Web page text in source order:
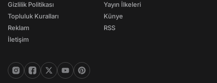
Gizlilik Politikası
Topluluk Kuralları
Reklam
İletişim
Yayın İlkeleri
Künye
RSS